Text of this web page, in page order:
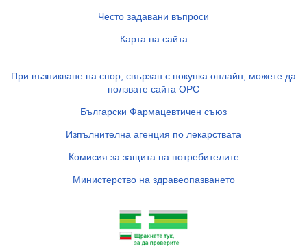
Често задавани въпроси
Карта на сайта
При възникване на спор, свързан с покупка онлайн, можете да
ползвате сайта ОРС
Български Фармацевтичен съюз
Изпълнителна агенция по лекарствата
Комисия за защита на потребителите
Министерство на здравеопазването